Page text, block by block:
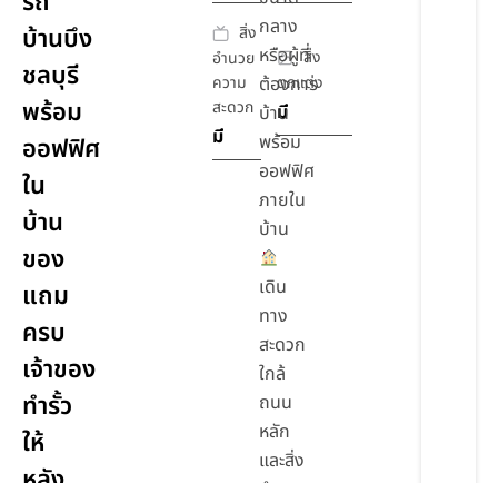
บ้านบึง
ชลบุรี
พร้อม
ออฟฟิศ
ใน
บ้าน
ของ
แถม
ครบ
เจ้าของ
ทำรั้ว
ให้
สิ่ง
อำนวย
ความ
สะดวก
มี
สิ่ง
ตกแต่ง
มี
กลาง
หรือผู้ที่
ต้องการ
บ้าน
พร้อม
ออฟฟิศ
ภายใน
บ้าน
เดิน
ทาง
สะดวก
ใกล้
ถนน
หลัก
และสิ่ง